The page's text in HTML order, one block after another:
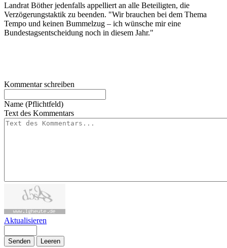
Landrat Böther jedenfalls appelliert an alle Beteiligten, die
Verzögerungstaktik zu beenden. "Wir brauchen bei dem Thema
Tempo und keinen Bummelzug – ich wünsche mir eine
Bundestagsentscheidung noch in diesem Jahr."
Kommentar schreiben
Name (Pflichtfeld)
Text des Kommentars
Aktualisieren
Senden Leeren